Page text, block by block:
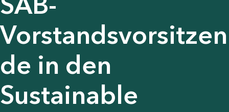
Vorstandsvorsitzen
de in den
Sustainable